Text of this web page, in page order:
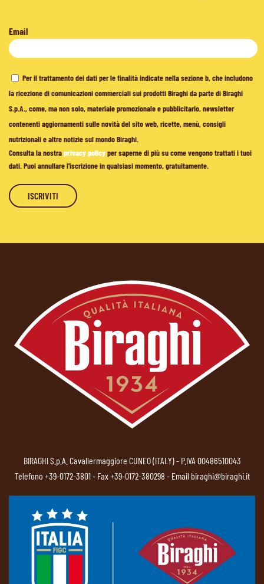
Email
Per il trattamento dei dati per le finalità indicate nella sezione b, che includono
la ricezione di comunicazioni commerciali sui prodotti Biraghi da parte di Biraghi
S.p.A., come, ma non solo, materiale promozionale e pubblicitario, newsletter
contenenti aggiornamenti sulle novità del sito web, ricette, menù, consigli
nutrizionali e altre notizie sul mondo Biraghi.
Consulta la nostraprivacy policyper saperne di più su come vengono trattati i tuoi
dati. Puoi annullare l'iscrizione in qualsiasi momento, gratuitamente.
BIRAGHI S.p.A. Cavallermaggiore CUNEO (ITALY) - P.IVA 00486510043
Telefono +39-0172-3801- Fax +39-0172-380298 - Email biraghi@biraghi.it